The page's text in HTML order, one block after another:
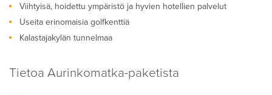
Viihtyisä, hoidettu ympäristö ja hyvien hotellien palvelut
Useita erinomaisia golfkenttiä
Kalastajakylän tunnelmaa
Tietoa Aurinkomatka-paketista